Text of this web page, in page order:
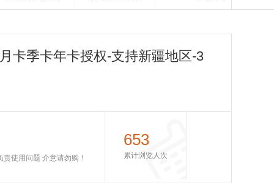
卡季卡年卡授权-支持新疆地区-3
使用问题 介意请勿购！
653
累计浏览人次